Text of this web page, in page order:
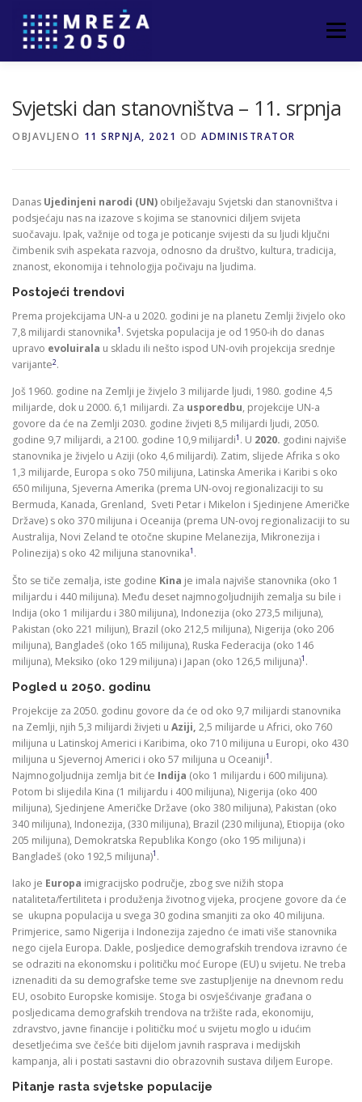
Izbornik
Svjetski dan stanovništva – 11. srpnja
OBJAVLJENO 11 SRPNJA, 2021 OD ADMINISTRATOR
Danas Ujedinjeni narodi (UN) obilježavaju Svjetski dan stanovništva i
podsjećaju nas na izazove s kojima se stanovnici diljem svijeta
suočavaju. Ipak, važnije od toga je poticanje svijesti da su ljudi ključni
čimbenik svih aspekata razvoja, odnosno da društvo, kultura, tradicija,
znanost, ekonomija i tehnologija počivaju na ljudima.
Postojeći trendovi
Prema projekcijama UN-a u 2020. godini je na planetu Zemlji živjelo oko
7,8 milijardi stanovnika1 . Svjetska populacija je od 1950-ih do danas
upravo evoluirala u skladu ili nešto ispod UN-ovih projekcija srednje
varijante2.
Još 1960. godine na Zemlji je živjelo 3 milijarde ljudi, 1980. godine 4,5
milijarde, dok u 2000. 6,1 milijardi. Za usporedbu, projekcije UN-a
govore da će na Zemlji 2030. godine živjeti 8,5 milijardi ljudi, 2050.
godine 9,7 milijardi, a 2100. godine 10,9 milijardi1 . U 2020. godini najviše
stanovnika je živjelo u Aziji (oko 4,6 milijardi). Zatim, slijede Afrika s oko
1,3 milijarde, Europa s oko 750 milijuna, Latinska Amerika i Karibi s oko
650 milijuna, Sjeverna Amerika (prema UN-ovoj regionalizaciji to su
Bermuda, Kanada, Grenland, Sveti Petar i Mikelon i Sjedinjene Američke
Države) s oko 370 milijuna i Oceanija (prema UN-ovoj regionalizaciji to su
Australija, Novi Zeland te otočne skupine Melanezija, Mikronezija i
Polinezija) s oko 42 milijuna stanovnika1 .
Što se tiče zemalja, iste godine Kina je imala najviše stanovnika (oko 1
milijardu i 440 milijuna). Među deset najmnogoljudnijih zemalja su bile i
Indija (oko 1 milijardu i 380 milijuna), Indonezija (oko 273,5 milijuna),
Pakistan (oko 221 milijun), Brazil (oko 212,5 milijuna), Nigerija (oko 206
milijuna), Bangladeš (oko 165 milijuna), Ruska Federacija (oko 146
milijuna), Meksiko (oko 129 milijuna) i Japan (oko 126,5 milijuna)1 .
Pogled u 2050. godinu
Projekcije za 2050. godinu govore da će od oko 9,7 milijardi stanovnika
na Zemlji, njih 5,3 milijardi živjeti u Aziji, 2,5 milijarde u Africi, oko 760
milijuna u Latinskoj Americi i Karibima, oko 710 milijuna u Europi, oko 430
milijuna u Sjevernoj Americi i oko 57 milijuna u Oceaniji1 .
Najmnogoljudnija zemlja bit će Indija (oko 1 milijardu i 600 milijuna).
Potom bi slijedila Kina (1 milijardu i 400 milijuna), Nigerija (oko 400
milijuna), Sjedinjene Američke Države (oko 380 milijuna), Pakistan (oko
340 milijuna), Indonezija, (330 milijuna), Brazil (230 milijuna), Etiopija (oko
205 milijuna), Demokratska Republika Kongo (oko 195 milijuna) i
Bangladeš (oko 192,5 milijuna)1 .
Iako je Europa imigracijsko područje, zbog sve nižih stopa
nataliteta/fertiliteta i produženja životnog vijeka, procjene govore da će
se ukupna populacija u svega 30 godina smanjiti za oko 40 milijuna.
Primjerice, samo Nigerija i Indonezija zajedno će imati više stanovnika
nego cijela Europa. Dakle, posljedice demografskih trendova izravno će
se odraziti na ekonomsku i političku moć Europe (EU) u svijetu. Ne treba
iznenaditi da su demografske teme sve zastupljenije na dnevnom redu
EU, osobito Europske komisije. Stoga bi osvješćivanje građana o
posljedicama demografskih trendova na tržište rada, ekonomiju,
zdravstvo, javne financije i političku moć u svijetu moglo u idućim
desetljećima sve češće biti dijelom javnih rasprava i medijskih
kampanja, ali i postati sastavni dio obrazovnih sustava diljem Europe.
Pitanje rasta svjetske populacije